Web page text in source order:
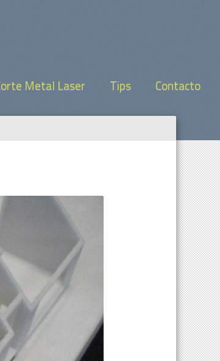
Metal Laser Tips Contacto